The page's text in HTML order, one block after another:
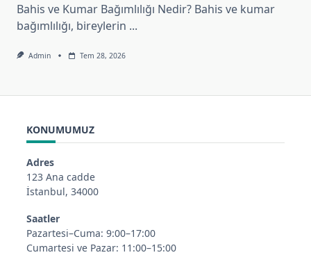
Bahis ve Kumar Bağımlılığı Nedir? Bahis ve kumar
bağımlılığı, bireylerin ...
Admin Tem 28, 2026
KONUMUMUZ
Adres
123 Ana cadde
İstanbul, 34000
Saatler
Pazartesi–Cuma: 9:00–17:00
Cumartesi ve Pazar: 11:00–15:00